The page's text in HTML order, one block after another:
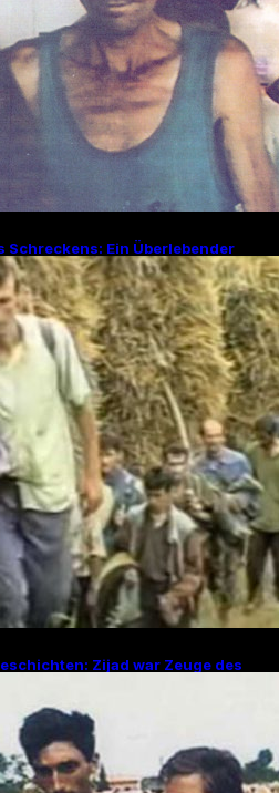
Schreckens: Ein Überlebender
den Julitagen 1995 in Srebrenica
Zijad war Zeuge des
und zwei Kinder